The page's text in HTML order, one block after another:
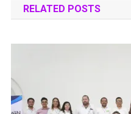
entradas
RELATED POSTS